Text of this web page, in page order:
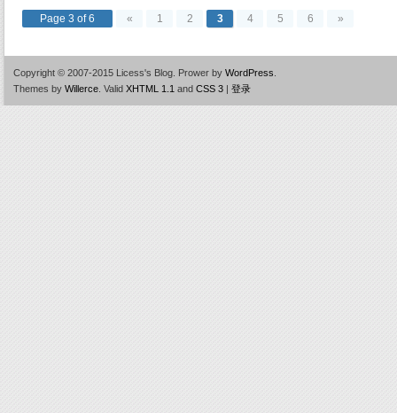
Page 3 of 6 « 1 2 3 4 5 6 »
Copyright © 2007-2015 Licess's Blog. Prower by WordPress
Themes by Willerce Valid XHTML 1.1 and CSS 3 | 登录